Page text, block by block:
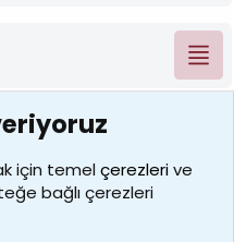
için temelçerezlerive
bağlı çerezleri